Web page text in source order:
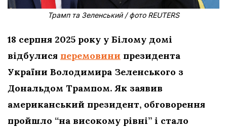
Трамп та Зеленський / фото REUTERS
18 серпня 2025 року у Білому домі
відбулися перемовини президента
України Володимира Зеленського з
Дональдом Трампом. Як заявив
американський президент, обговорення
пройшло “на високому рівні” і стало